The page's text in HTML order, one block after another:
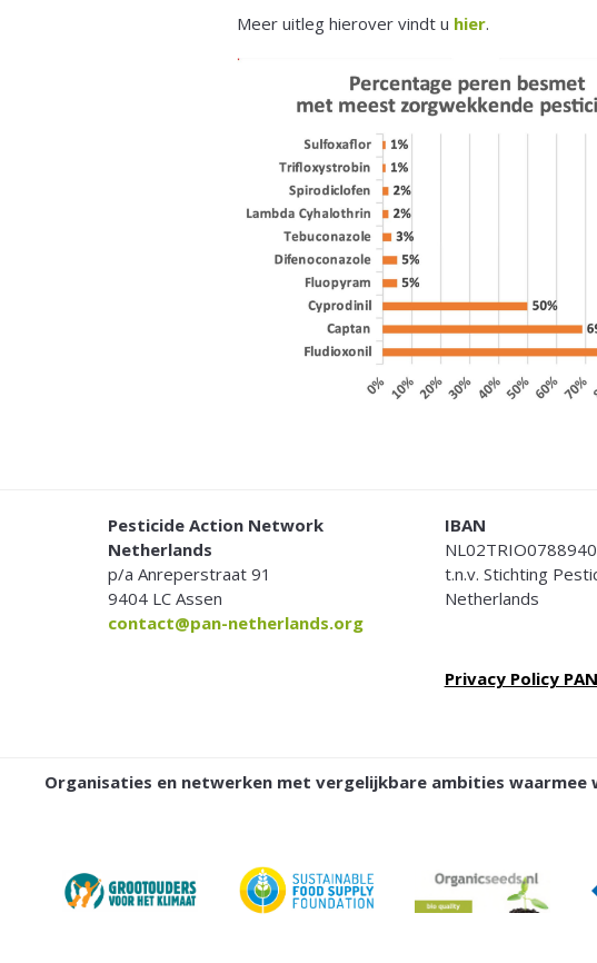
Meer uitleg hierover vindt u hier.
FOOTERPesticide Action Network
Netherlands
p/a Anreperstraat 91
9404 LC Assen
contact@pan-netherlands.org
IBAN
t.n.v. Stichting
Netherlands
Privacy Policy
Organisaties en netwerken met vergelijkbare ambities waarmee